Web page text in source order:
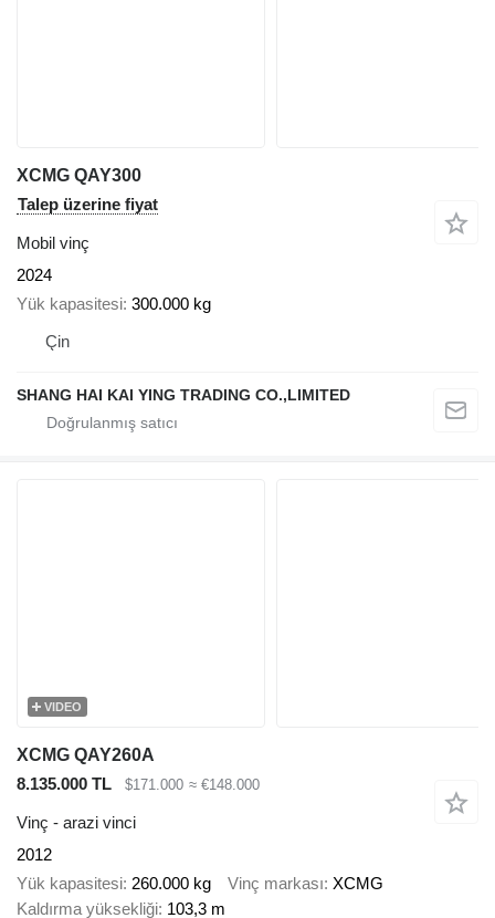
XCMG QAY300
Talep üzerine fiyat
Mobil vinç
2024
Yük kapasitesi 300.000 kg
Çin
SHANG HAI KAI YING TRADING CO.,LIMITED
VIDEO
XCMG QAY260A
8.135.000 TL
$171.000 ≈ €148.000
Vinç - arazi vinci
2012
Yük kapasitesi 260.000 kg Vinç markası XCMG
Kaldırma yüksekliği 103,3 m